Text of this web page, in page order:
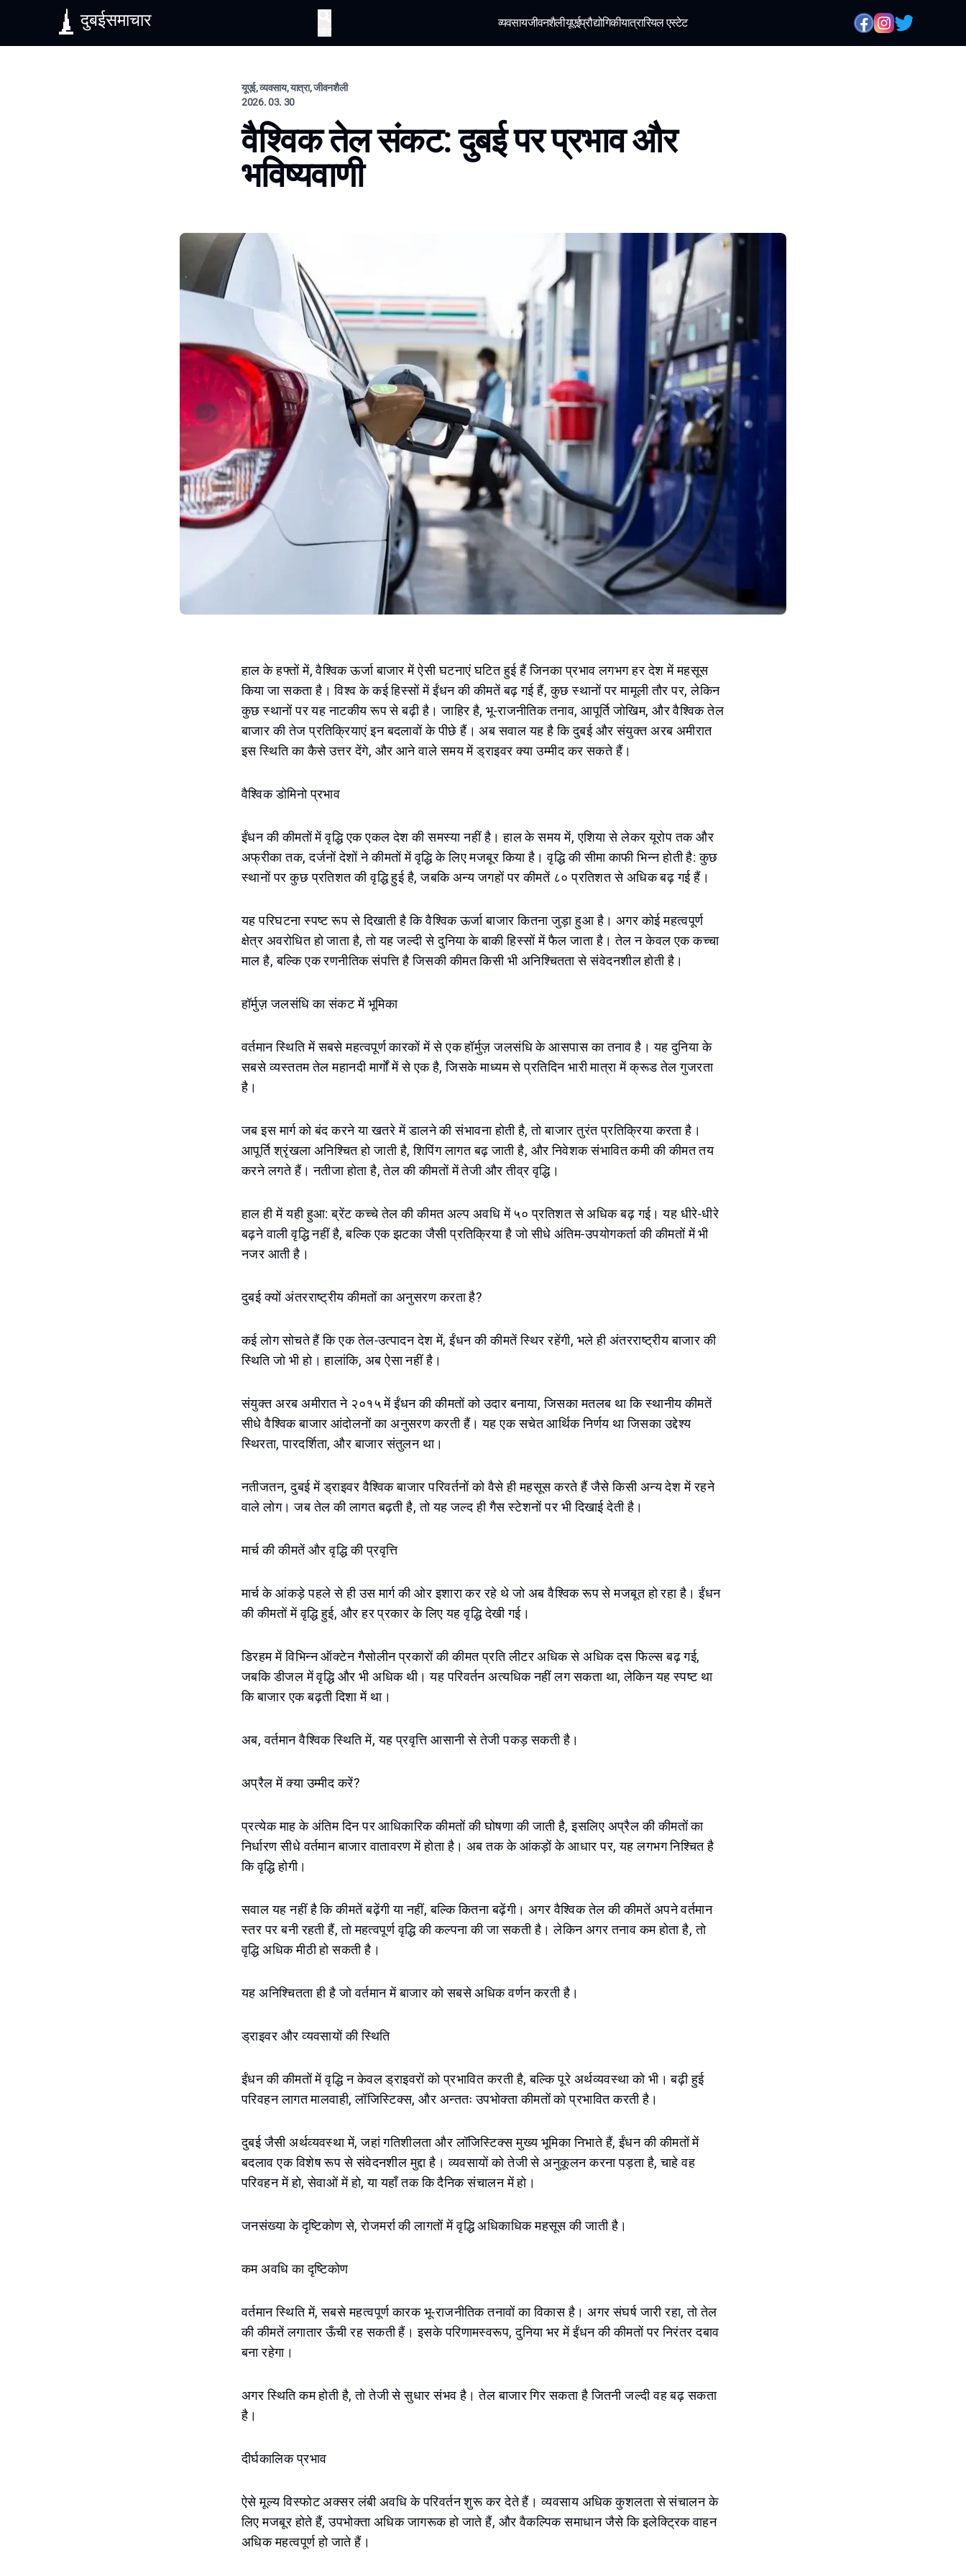
दुबईसमाचार व्यवसायजीवनशैलीयूएईप्रौद्योगिकीयात्रारियल एस्टेट
यूएई, व्यवसाय, यात्रा, जीवनशैली
2026. 03. 30
वैश्विक तेल संकट: दुबई पर प्रभाव और
भविष्यवाणी
हाल के हफ्तों में, वैश्विक ऊर्जा बाजार में ऐसी घटनाएं घटित हुई हैं जिनका प्रभाव लगभग हर देश में महसूस
किया जा सकता है। विश्व के कई हिस्सों में ईंधन की कीमतें बढ़ गई हैं, कुछ स्थानों पर मामूली तौर पर, लेकिन
कुछ स्थानों पर यह नाटकीय रूप से बढ़ी है। जाहिर है, भू-राजनीतिक तनाव, आपूर्ति जोखिम, और वैश्विक तेल
बाजार की तेज प्रतिक्रियाएं इन बदलावों के पीछे हैं। अब सवाल यह है कि दुबई और संयुक्त अरब अमीरात
इस स्थिति का कैसे उत्तर देंगे, और आने वाले समय में ड्राइवर क्या उम्मीद कर सकते हैं।
वैश्विक डोमिनो प्रभाव
ईंधन की कीमतों में वृद्धि एक एकल देश की समस्या नहीं है। हाल के समय में, एशिया से लेकर यूरोप तक और
अफ्रीका तक, दर्जनों देशों ने कीमतों में वृद्धि के लिए मजबूर किया है। वृद्धि की सीमा काफी भिन्न होती है: कुछ
स्थानों पर कुछ प्रतिशत की वृद्धि हुई है, जबकि अन्य जगहों पर कीमतें ८० प्रतिशत से अधिक बढ़ गई हैं।
यह परिघटना स्पष्ट रूप से दिखाती है कि वैश्विक ऊर्जा बाजार कितना जुड़ा हुआ है। अगर कोई महत्वपूर्ण
क्षेत्र अवरोधित हो जाता है, तो यह जल्दी से दुनिया के बाकी हिस्सों में फैल जाता है। तेल न केवल एक कच्चा
माल है, बल्कि एक रणनीतिक संपत्ति है जिसकी कीमत किसी भी अनिश्चितता से संवेदनशील होती है।
हॉर्मुज़ जलसंधि का संकट में भूमिका
वर्तमान स्थिति में सबसे महत्वपूर्ण कारकों में से एक हॉर्मुज़ जलसंधि के आसपास का तनाव है। यह दुनिया के
सबसे व्यस्ततम तेल महानदी मार्गों में से एक है, जिसके माध्यम से प्रतिदिन भारी मात्रा में क्रूड तेल गुजरता
है।
जब इस मार्ग को बंद करने या खतरे में डालने की संभावना होती है, तो बाजार तुरंत प्रतिक्रिया करता है।
आपूर्ति श्रृंखला अनिश्चित हो जाती है, शिपिंग लागत बढ़ जाती है, और निवेशक संभावित कमी की कीमत तय
करने लगते हैं। नतीजा होता है, तेल की कीमतों में तेजी और तीव्र वृद्धि।
हाल ही में यही हुआ: ब्रेंट कच्चे तेल की कीमत अल्प अवधि में ५० प्रतिशत से अधिक बढ़ गई। यह धीरे-धीरे
बढ़ने वाली वृद्धि नहीं है, बल्कि एक झटका जैसी प्रतिक्रिया है जो सीधे अंतिम-उपयोगकर्ता की कीमतों में भी
नजर आती है।
दुबई क्यों अंतरराष्ट्रीय कीमतों का अनुसरण करता है?
कई लोग सोचते हैं कि एक तेल-उत्पादन देश में, ईंधन की कीमतें स्थिर रहेंगी, भले ही अंतरराष्ट्रीय बाजार की
स्थिति जो भी हो। हालांकि, अब ऐसा नहीं है।
संयुक्त अरब अमीरात ने २०१५ में ईंधन की कीमतों को उदार बनाया, जिसका मतलब था कि स्थानीय कीमतें
सीधे वैश्विक बाजार आंदोलनों का अनुसरण करती हैं। यह एक सचेत आर्थिक निर्णय था जिसका उद्देश्य
स्थिरता, पारदर्शिता, और बाजार संतुलन था।
नतीजतन, दुबई में ड्राइवर वैश्विक बाजार परिवर्तनों को वैसे ही महसूस करते हैं जैसे किसी अन्य देश में रहने
वाले लोग। जब तेल की लागत बढ़ती है, तो यह जल्द ही गैस स्टेशनों पर भी दिखाई देती है।
मार्च की कीमतें और वृद्धि की प्रवृत्ति
मार्च के आंकड़े पहले से ही उस मार्ग की ओर इशारा कर रहे थे जो अब वैश्विक रूप से मजबूत हो रहा है। ईंधन
की कीमतों में वृद्धि हुई, और हर प्रकार के लिए यह वृद्धि देखी गई।
डिरहम में विभिन्न ऑक्टेन गैसोलीन प्रकारों की कीमत प्रति लीटर अधिक से अधिक दस फिल्स बढ़ गई,
जबकि डीजल में वृद्धि और भी अधिक थी। यह परिवर्तन अत्यधिक नहीं लग सकता था, लेकिन यह स्पष्ट था
कि बाजार एक बढ़ती दिशा में था।
अब, वर्तमान वैश्विक स्थिति में, यह प्रवृत्ति आसानी से तेजी पकड़ सकती है।
अप्रैल में क्या उम्मीद करें?
प्रत्येक माह के अंतिम दिन पर आधिकारिक कीमतों की घोषणा की जाती है, इसलिए अप्रैल की कीमतों का
निर्धारण सीधे वर्तमान बाजार वातावरण में होता है। अब तक के आंकड़ों के आधार पर, यह लगभग निश्चित है
कि वृद्धि होगी।
सवाल यह नहीं है कि कीमतें बढ़ेंगी या नहीं, बल्कि कितना बढ़ेंगी। अगर वैश्विक तेल की कीमतें अपने वर्तमान
स्तर पर बनी रहती हैं, तो महत्वपूर्ण वृद्धि की कल्पना की जा सकती है। लेकिन अगर तनाव कम होता है, तो
वृद्धि अधिक मीठी हो सकती है।
यह अनिश्चितता ही है जो वर्तमान में बाजार को सबसे अधिक वर्णन करती है।
ड्राइवर और व्यवसायों की स्थिति
ईंधन की कीमतों में वृद्धि न केवल ड्राइवरों को प्रभावित करती है, बल्कि पूरे अर्थव्यवस्था को भी। बढ़ी हुई
परिवहन लागत मालवाही, लॉजिस्टिक्स, और अन्ततः उपभोक्ता कीमतों को प्रभावित करती है।
दुबई जैसी अर्थव्यवस्था में, जहां गतिशीलता और लॉजिस्टिक्स मुख्य भूमिका निभाते हैं, ईंधन की कीमतों में
बदलाव एक विशेष रूप से संवेदनशील मुद्दा है। व्यवसायों को तेजी से अनुकूलन करना पड़ता है, चाहे वह
परिवहन में हो, सेवाओं में हो, या यहाँ तक कि दैनिक संचालन में हो।
जनसंख्या के दृष्टिकोण से, रोजमर्रा की लागतों में वृद्धि अधिकाधिक महसूस की जाती है।
कम अवधि का दृष्टिकोण
वर्तमान स्थिति में, सबसे महत्वपूर्ण कारक भू-राजनीतिक तनावों का विकास है। अगर संघर्ष जारी रहा, तो तेल
की कीमतें लगातार ऊँची रह सकती हैं। इसके परिणामस्वरूप, दुनिया भर में ईंधन की कीमतों पर निरंतर दबाव
बना रहेगा।
अगर स्थिति कम होती है, तो तेजी से सुधार संभव है। तेल बाजार गिर सकता है जितनी जल्दी वह बढ़ सकता
है।
दीर्घकालिक प्रभाव
ऐसे मूल्य विस्फोट अक्सर लंबी अवधि के परिवर्तन शुरू कर देते हैं। व्यवसाय अधिक कुशलता से संचालन के
लिए मजबूर होते हैं, उपभोक्ता अधिक जागरूक हो जाते हैं, और वैकल्पिक समाधान जैसे कि इलेक्ट्रिक वाहन
अधिक महत्वपूर्ण हो जाते हैं।